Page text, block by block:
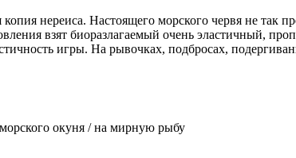
нереиса. Настоящего морского червя не так
взят биоразлагаемый очень эластичный,
игры. На рывочках, подбросах,
окуня / на мирную рыбу